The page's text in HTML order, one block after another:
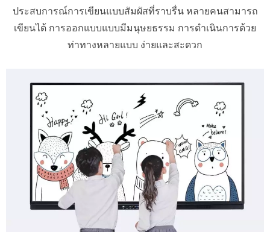
ประสบการณ์การเขียนแบบสัมผัสที่ราบรื่น หลายคนสามารถ
เขียนได้ การออกแบบแบบมีมนุษยธรรม การดำเนินการด้วย
ท่าทางหลายแบบ ง่ายและสะดวก